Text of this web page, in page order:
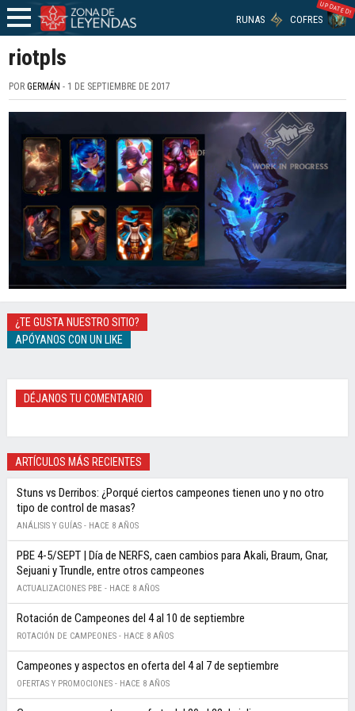
RUNAS COFRES
UPDATED!
riotpls
PORGERMÁN - 1 DE SEPTIEMBRE DE 2017
¿TE GUSTA NUESTRO SITIO?
APÓYANOS CON UN LIKE
DÉJANOS TU COMENTARIO
ARTÍCULOS MÁS RECIENTES
Stuns vs Derribos: ¿Porqué ciertos campeones tienen uno y no otro
tipo de control de masas?
ANÁLISIS Y GUÍAS - HACE 8 AÑOS
PBE 4-5/SEPT | Día de NERFS, caen cambios para Akali, Braum, Gnar,
Sejuani y Trundle, entre otros campeones
ACTUALIZACIONES PBE - HACE 8 AÑOS
Rotación de Campeones del 4 al 10 de septiembre
ROTACIÓN DE CAMPEONES - HACE 8 AÑOS
Campeones y aspectos en oferta del 4 al 7 de septiembre
OFERTAS Y PROMOCIONES - HACE 8 AÑOS